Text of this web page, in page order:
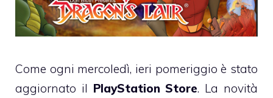
Come ogni mercoledì, ieri pomeriggio è stato
aggiornato il PlayStation Store. La novità